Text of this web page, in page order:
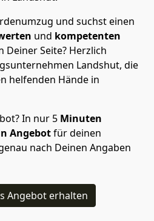
und suchst einen
und kompetenten
Deiner Seite? Herzlich
Landshut, die
helfenden Hände in
In nur 5 Minuten
Angebotfür deinen
nach Deinen Angaben
Angebot erhalten